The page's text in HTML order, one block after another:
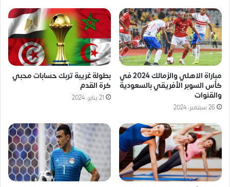
مباراة الاهلي والزمالك 2024 في
كأس السوبر الأفريقي بالسعودية
والقنوات
26 سبتمبر، 2024
بطولة غريبة تربك حسابات محبي
كرة القدم
21 يناير، 2024